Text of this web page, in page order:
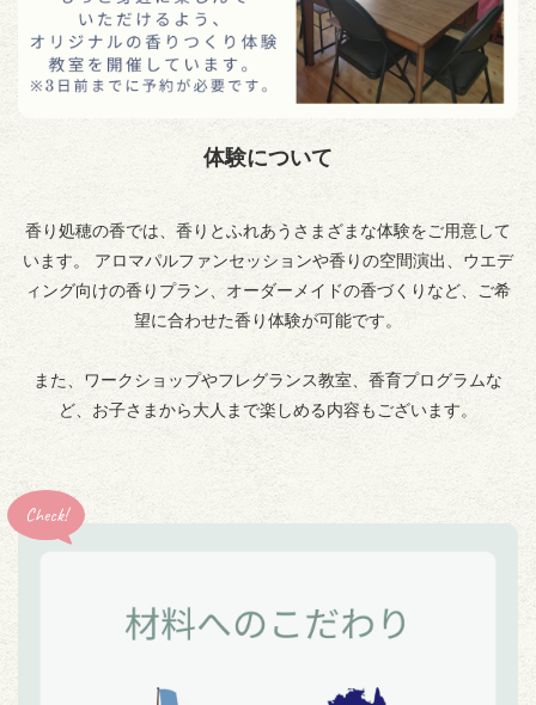
体験について
香り処穂の香では、香りとふれあうさまざまな体験をご用意して
います。 アロマパルファンセッションや香りの空間演出、ウエデ
ィング向けの香りプラン、オーダーメイドの香づくりなど、ご希
望に合わせた香り体験が可能です。
また、ワークショップやフレグランス教室、香育プログラムな
ど、お子さまから大人まで楽しめる内容もございます。
Check!